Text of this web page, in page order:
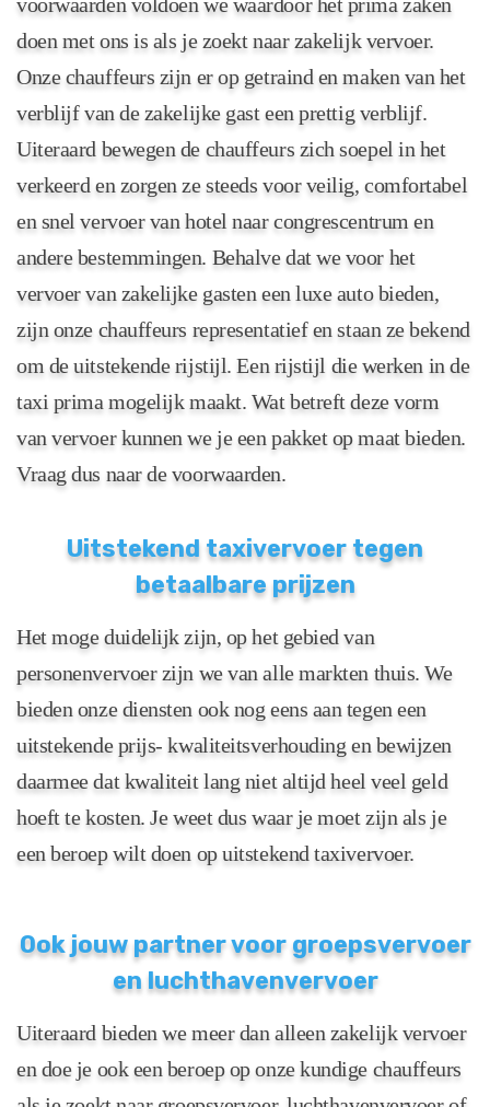
doen met ons is als je zoekt naar zakelijk vervoer.
Onze chauffeurs zijn er op getraind en maken van het
verblijf van de zakelijke gast een prettig verblijf.
Uiteraard bewegen de chauffeurs zich soepel in het
verkeerd en zorgen ze steeds voor veilig, comfortabel
en snel vervoer van hotel naar congrescentrum en
andere bestemmingen. Behalve dat we voor het
vervoer van zakelijke gasten een luxe auto bieden,
zijn onze chauffeurs representatief en staan ze bekend
om de uitstekende rijstijl. Een rijstijl die werken in de
taxi prima mogelijk maakt. Wat betreft deze vorm
van vervoer kunnen we je een pakket op maat bieden.
Vraag dus naar de voorwaarden.
Uitstekend taxivervoer tegen
betaalbare prijzen
Het moge duidelijk zijn, op het gebied van
personenvervoer zijn we van alle markten thuis. We
bieden onze diensten ook nog eens aan tegen een
uitstekende prijs- kwaliteitsverhouding en bewijzen
daarmee dat kwaliteit lang niet altijd heel veel geld
hoeft te kosten. Je weet dus waar je moet zijn als je
een beroep wilt doen op uitstekend taxivervoer.
Ook jouw partner voor groepsvervoer
en luchthavenvervoer
Uiteraard bieden we meer dan alleen zakelijk vervoer
en doe je ook een beroep op onze kundige chauffeurs